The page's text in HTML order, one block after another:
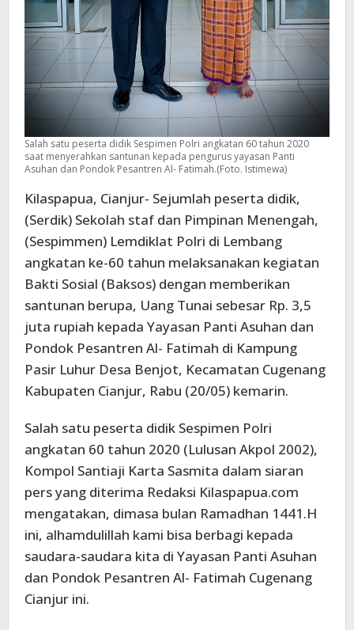
Salah satu peserta didik Sespimen Polri angkatan 60 tahun 2020
saat menyerahkan santunan kepada pengurus yayasan Panti
Asuhan dan Pondok Pesantren Al- Fatimah.(Foto. Istimewa)
Kilaspapua, Cianjur- Sejumlah peserta didik,
(Serdik) Sekolah staf dan Pimpinan Menengah,
(Sespimmen) Lemdiklat Polri di Lembang
angkatan ke-60 tahun melaksanakan kegiatan
Bakti Sosial (Baksos) dengan memberikan
santunan berupa, Uang Tunai sebesar Rp. 3,5
juta rupiah kepada Yayasan Panti Asuhan dan
Pondok Pesantren Al- Fatimah di Kampung
Pasir Luhur Desa Benjot, Kecamatan Cugenang
Kabupaten Cianjur, Rabu (20/05) kemarin.
Salah satu peserta didik Sespimen Polri
angkatan 60 tahun 2020 (Lulusan Akpol 2002),
Kompol Santiaji Karta Sasmita dalam siaran
pers yang diterima Redaksi Kilaspapua.com
mengatakan, dimasa bulan Ramadhan 1441.H
ini, alhamdulillah kami bisa berbagi kepada
saudara-saudara kita di Yayasan Panti Asuhan
dan Pondok Pesantren Al- Fatimah Cugenang
Cianjur ini.